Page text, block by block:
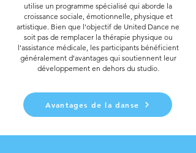
utilise un programme spécialisé qui aborde la
croissance sociale, émotionnelle, physique et
artistique. Bien que l'objectif de United Dance ne
soit pas de remplacer la thérapie physique ou
l'assistance médicale, les participants bénéficient
généralement d'avantages qui soutiennent leur
développement en dehors du studio.
Avantages de la danse